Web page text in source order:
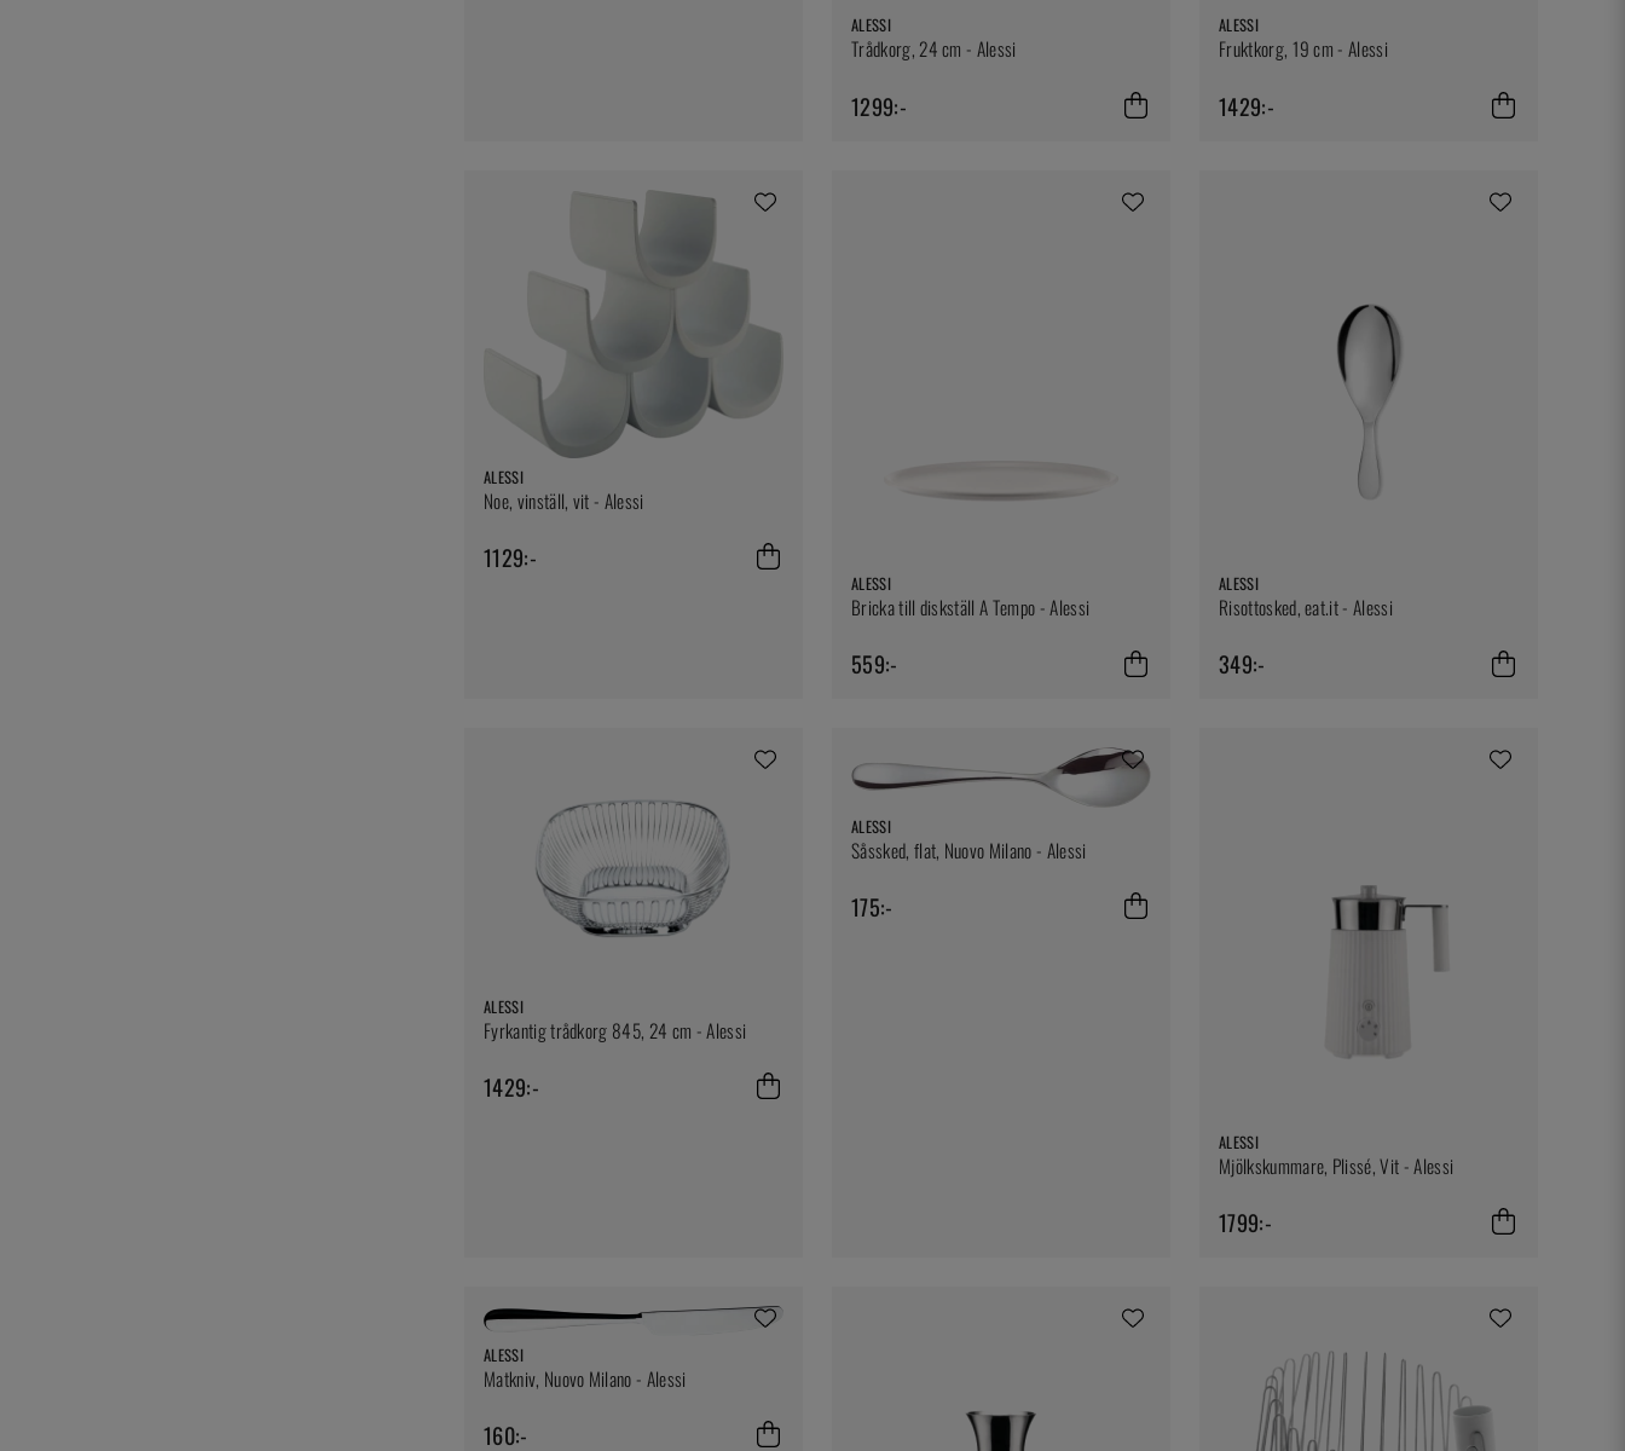
ALESSI
Trådkorg, 24 cm - Alessi
1299:-
ALESSI
Fruktkorg, 19 cm - Alessi
1429:-
ALESSI
Noe, vinställ, vit - Alessi
1129:-
ALESSI
Bricka till diskställ A Tempo - Alessi
559:-
ALESSI
Risottosked, eat.it - Alessi
349:-
ALESSI
Fyrkantig trådkorg 845, 24 cm - Alessi
1429:-
ALESSI
Såssked, flat, Nuovo Milano - Alessi
175:-
ALESSI
Mjölkskummare, Plissé, Vit - Alessi
1799:-
ALESSI
Matkniv, Nuovo Milano - Alessi
160:-